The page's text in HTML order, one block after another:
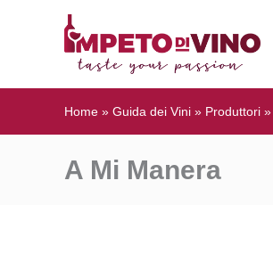
Home » Guida dei Vini » Produttori »
A Mi Manera